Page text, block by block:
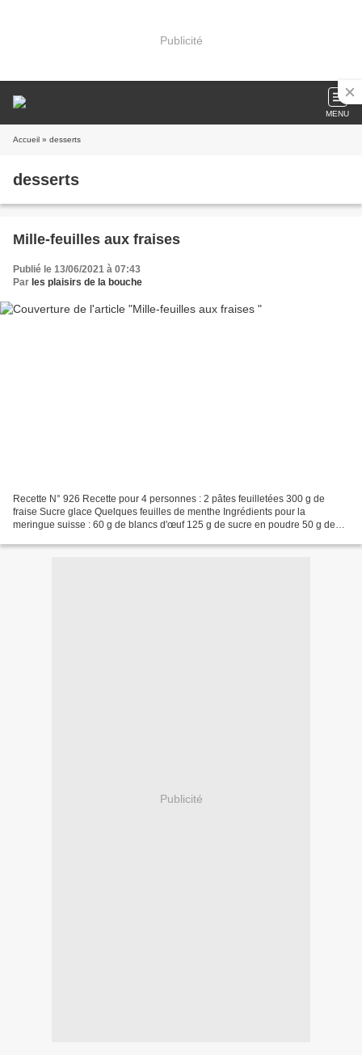
Publicité
MENU
Accueil » desserts
desserts
Mille-feuilles aux fraises
Publié le 13/06/2021 à 07:43
Par les plaisirs de la bouche
Recette N° 926 Recette pour 4 personnes : 2 pâtes feuilletées 300 g de
fraise Sucre glace Quelques feuilles de menthe Ingrédients pour la
meringue suisse : 60 g de blancs d'œuf 125 g de sucre en poudre 50 g de
Publicité